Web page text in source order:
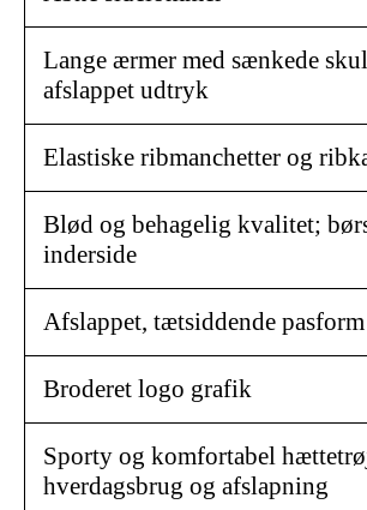
Lange ærmer med sænkede
afslappet udtryk
Elastiske ribmanchetter og
Blød og behagelig kvalitet;
inderside
Afslappet, tætsiddende pasform
Broderet logo grafik
Sporty og komfortabel
hverdagsbrug og afslapning